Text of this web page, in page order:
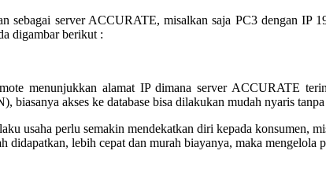
sebagai server ACCURATE, misalkan saja PC3 dengan
digambar berikut :
menunjukkan alamat IP dimana server ACCURATE
akses ke database bisa dilakukan mudah nyaris
usaha perlu semakin mendekatkan diri kepada konsumen,
lebih cepat dan murah biayanya, maka mengelola